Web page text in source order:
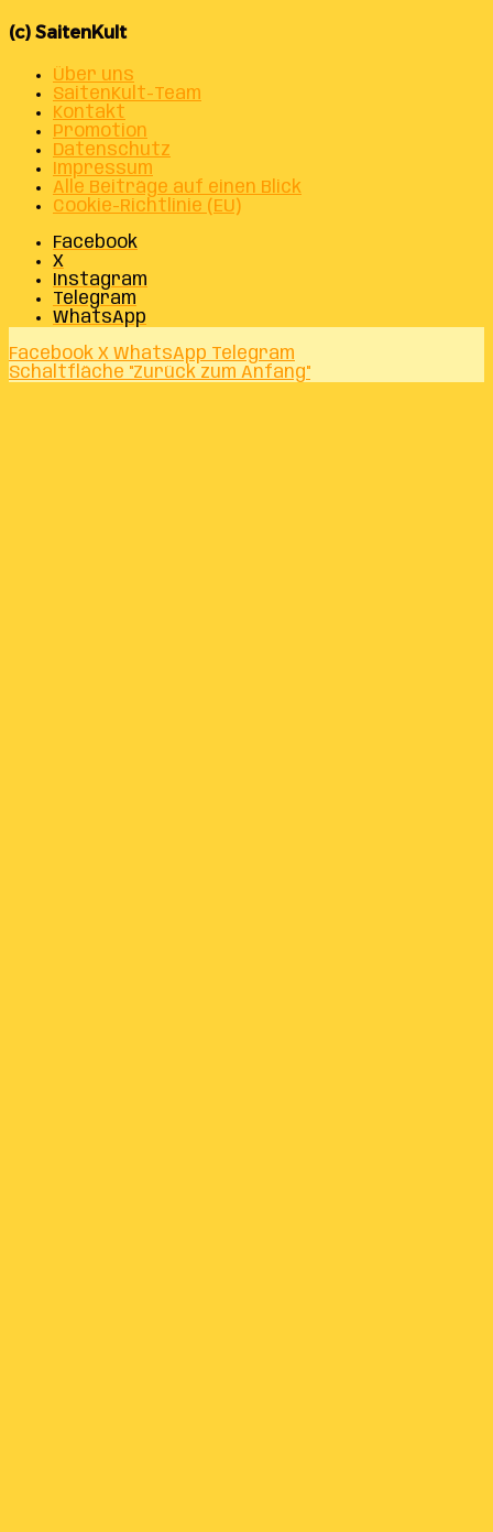
(c) SaitenKult
Über uns
SaitenKult-Team
Kontakt
Promotion
Datenschutz
Impressum
Alle Beiträge auf einen Blick
Cookie-Richtlinie (EU)
Facebook
X
Instagram
Telegram
WhatsApp
Facebook X WhatsApp Telegram
Schaltfläche "Zurück zum Anfang"